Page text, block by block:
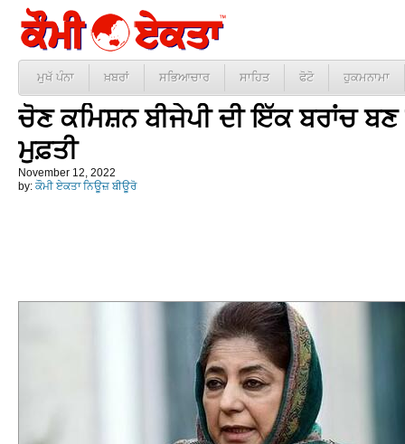
ਮੁਖੱ ਪੰਨਾ ਖ਼ਬਰਾਂ ਸਭਿਆਚਾਰ ਸਾਹਿਤ ਫੋਟੋ ਹੁਕਮਨਾਮਾ
ਚੋਣ ਕਮਿਸ਼ਨ ਬੀਜੇਪੀ ਦੀ ਇੱਕ ਬਰਾਂਚ
ਮੁਫ਼ਤੀ
November 12, 2022
by: ਕੌਮੀ ਏਕਤਾ ਨਿਊਜ਼ ਬੀਊਰੋ